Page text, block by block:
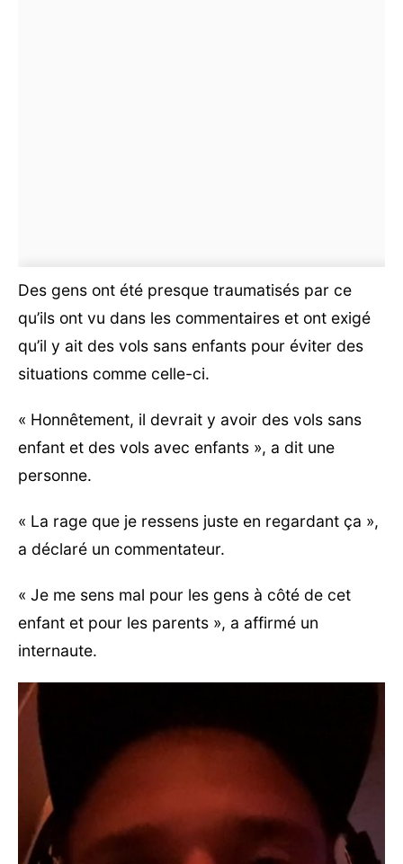
Des gens ont été presque traumatisés par ce
qu’ils ont vu dans les commentaires et ont exigé
qu’il y ait des vols sans enfants pour éviter des
situations comme celle-ci.
« Honnêtement, il devrait y avoir des vols sans
enfant et des vols avec enfants », a dit une
personne.
« La rage que je ressens juste en regardant ça »,
a déclaré un commentateur.
« Je me sens mal pour les gens à côté de cet
enfant et pour les parents », a affirmé un
internaute.